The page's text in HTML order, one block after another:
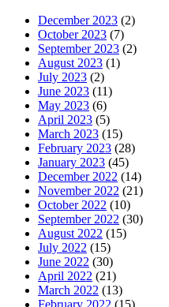
December 2023 (2)
October 2023 (7)
September 2023 (2)
August 2023 (1)
July 2023 (2)
June 2023 (11)
May 2023 (6)
April 2023 (5)
March 2023 (15)
February 2023 (28)
January 2023 (45)
December 2022 (14)
November 2022 (21)
October 2022 (10)
September 2022 (30)
August 2022 (15)
July 2022 (15)
June 2022 (30)
April 2022 (21)
March 2022 (13)